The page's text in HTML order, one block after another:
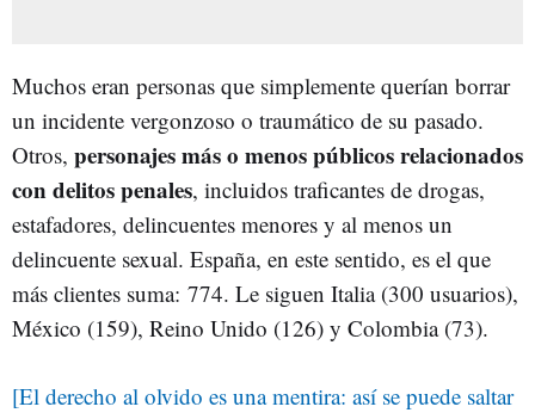
Muchos eran personas que simplemente querían borrar
un incidente vergonzoso o traumático de su pasado.
Otros, personajes más o menos públicos relacionados
con delitos penales, incluidos traficantes de drogas,
estafadores, delincuentes menores y al menos un
delincuente sexual. España, en este sentido, es el que
más clientes suma: 774. Le siguen Italia (300 usuarios),
México (159), Reino Unido (126) y Colombia (73).
[El derecho al olvido es una mentira: así se puede saltar